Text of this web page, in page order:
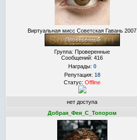
Виртуальная мисс Советская Гавань 2007
Группа: Проверенные
Сообщений: 416
Награды: 0
Репутация: 18
Статус: Offline
нет доступа
Добрая_Фея_С_Топором